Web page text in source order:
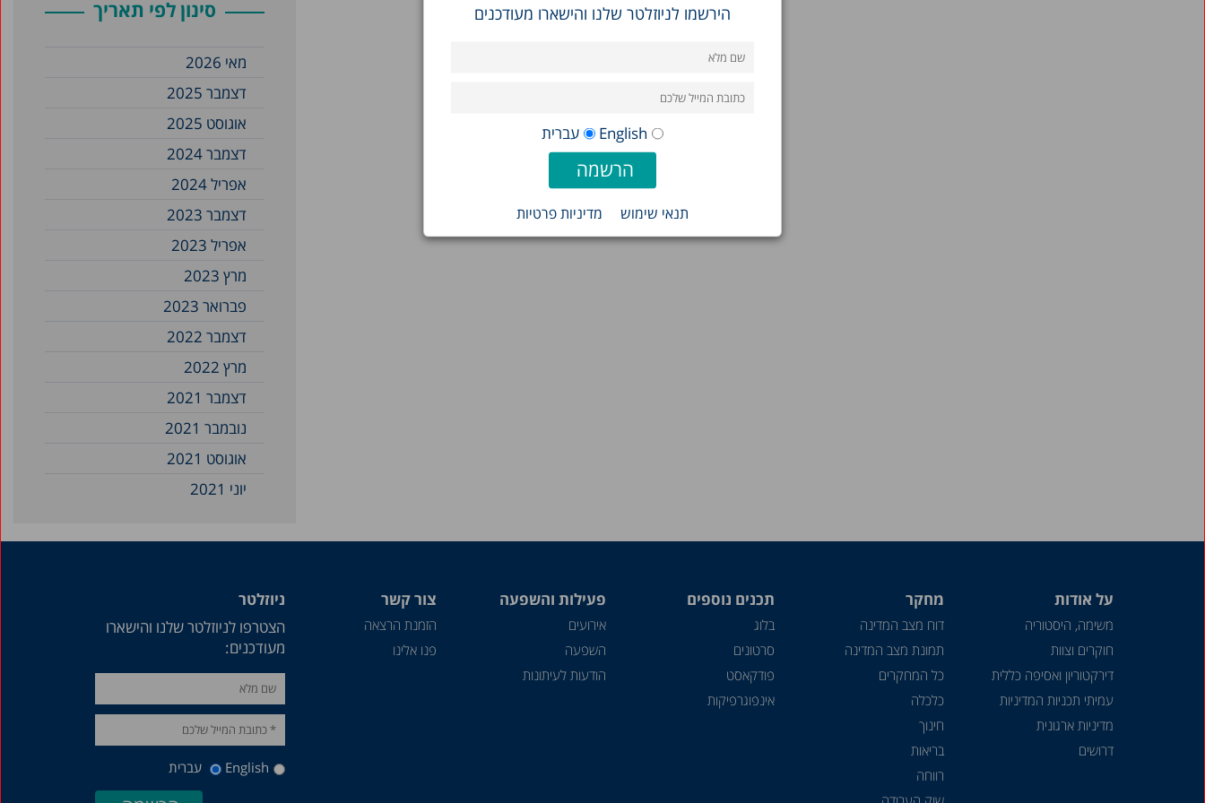
הירשמו לניוזלטר שלנו והישארו מעודכנים
English עברית
תנאי שימוש מדיניות פרטיות
סינון לפי תאריך
מאי 2026
דצמבר 2025
אוגוסט 2025
דצמבר 2024
אפריל 2024
דצמבר 2023
אפריל 2023
מרץ 2023
פברואר 2023
דצמבר 2022
מרץ 2022
דצמבר 2021
נובמבר 2021
אוגוסט 2021
יוני 2021
מאי 2020
אפריל 2020
מרץ 2020
דצמבר 2019
אוגוסט 2019
יולי 2019
על אודות
משימה, היסטוריה
חוקרים וצוות
דירקטוריון ואסיפה כללית
עמיתי תכניות המדיניות
מדיניות ארגונית
דרושים
מחקר
דוח מצב המדינה
תמונת מצב המדינה
כל המחקרים
כלכלה
חינוך
בריאות
רווחה
תכנים נוספים
בלוג
סרטונים
פודקאסט
אינפוגרפיקות
פעילות והשפעה
אירועים
השפעה
הודעות לעיתונות
צור קשר
הזמנת הרצאה
פנו אלינו
ניוזלטר
הצטרפו לניוזלטר שלנו והישארו
מעודכנים:
English עברית